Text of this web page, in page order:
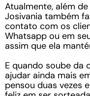
Atualmente, além
Josivania também
contato com os
Whatsapp ou em
assim que ela
E quando soube da
ajudar ainda mais
pensou duas vezes